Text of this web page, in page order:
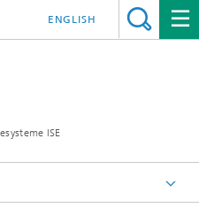
ISE
ENGLISH